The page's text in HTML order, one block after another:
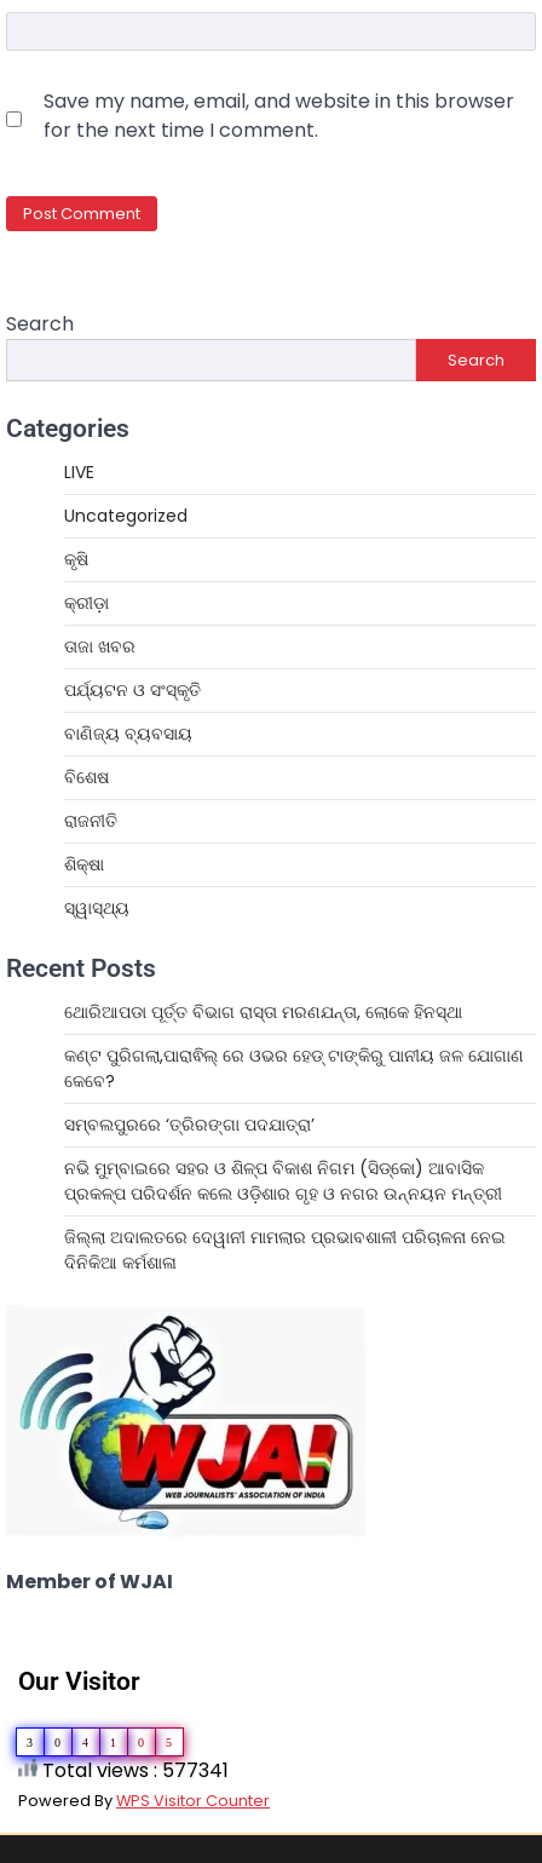
Save my name, email, and website in this browser
for the next time I comment.
Search
Search
Categories
LIVE
Uncategorized
କୃଷି
କ୍ରୀଡ଼ା
ତାଜା ଖବର
ପର୍ଯ୍ୟଟନ ଓ ସଂସ୍କୃତି
ବାଣିଜ୍ୟ ବ୍ୟବସାୟ
ବିଶେଷ
ରାଜନୀତି
ଶିକ୍ଷା
ସ୍ୱାସ୍ଥ୍ୟ
Recent Posts
ଥୋରିଆପଡା ପୂର୍ତ୍ତ ବିଭାଗ ରାସ୍ତା ମରଣଯନ୍ତା, ଲୋକେ ହିନସ୍ଥା
କଣ୍ଟ ପୁରିଗଲା,ପାରାଵିଲ୍ ରେ ଓଭର ହେଡ୍ ଟାଙ୍କିରୁ ପାନୀୟ ଜଳ ଯୋଗାଣ
କେବେ?
ସମ୍ବଲପୁରରେ ‘ତ୍ରିରଙ୍ଗା ପଦଯାତ୍ରା’
ନଭି ମୁମ୍ବାଇରେ ସହର ଓ ଶିଳ୍ପ ବିକାଶ ନିଗମ (ସିଡ୍‌କୋ) ଆବାସିକ
ପ୍ରକଳ୍ପ ପରିଦର୍ଶନ କଲେ ଓଡ଼ିଶାର ଗୃହ ଓ ନଗର ଉନ୍ନୟନ ମନ୍ତ୍ରୀ
ଜିଲ୍ଲା ଅଦାଲତରେ ଦେୱାନୀ ମାମଲାର ପ୍ରଭାବଶାଳୀ ପରିଚାଳନା ନେଇ
ଦିନିକିଆ କର୍ମଶାଳା
Member of WJAI
Our Visitor
3 0 4 1 0 5
Total views : 577341
Powered ByWPS Visitor Counter